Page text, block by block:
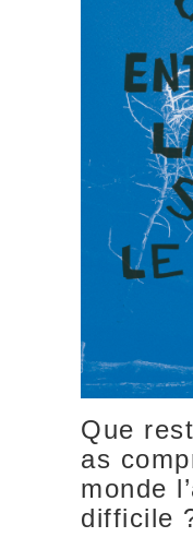
Que
as
monde
difficile